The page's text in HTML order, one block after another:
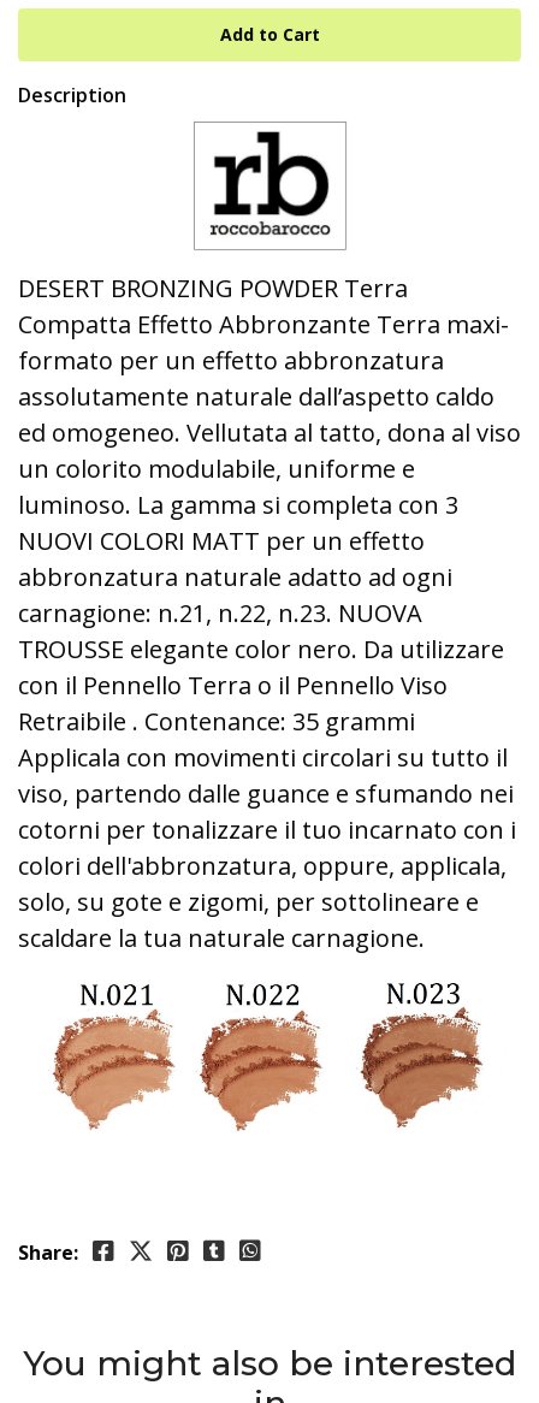
Description
DESERT BRONZING POWDER Terra
Compatta Effetto Abbronzante Terra maxi-
formato per un effetto abbronzatura
assolutamente naturale dall’aspetto caldo
ed omogeneo. Vellutata al tatto, dona al viso
un colorito modulabile, uniforme e
luminoso. La gamma si completa con 3
NUOVI COLORI MATT per un effetto
abbronzatura naturale adatto ad ogni
carnagione: n.21, n.22, n.23. NUOVA
TROUSSE elegante color nero. Da utilizzare
con il Pennello Terra o il Pennello Viso
Retraibile . Contenance: 35 grammi
Applicala con movimenti circolari su tutto il
viso, partendo dalle guance e sfumando nei
cotorni per tonalizzare il tuo incarnato con i
colori dell'abbronzatura, oppure, applicala,
solo, su gote e zigomi, per sottolineare e
scaldare la tua naturale carnagione.
Share:
You might also be interested